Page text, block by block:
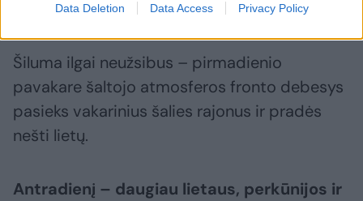
Data Deletion Data Access Privacy Policy
Šiluma ilgai neužsibus – pirmadienio
pavakare šaltojo atmosferos fronto debesys
pasieks vakarinius šalies rajonus ir pradės
nešti lietų.
Antradienį – daugiau lietaus, perkūnijos ir